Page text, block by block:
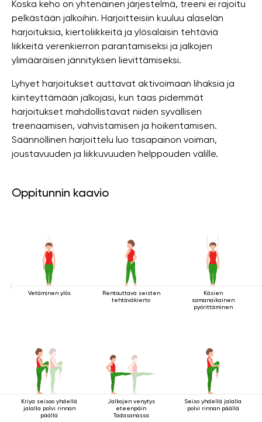
Koska keho on yhtenäinen järjestelmä, treeni ei rajoitu
pelkästään jalkoihin. Harjoitteisiin kuuluu alaselän
harjoituksia, kiertoliikkeitä ja ylösalaisin tehtäviä
liikkeitä verenkierron parantamiseksi ja jalkojen
ylimääräisen jännityksen lievittämiseksi.
Lyhyet harjoitukset auttavat aktivoimaan lihaksia ja
kiinteyttämään jalkojasi, kun taas pidemmät
harjoitukset mahdollistavat niiden syvällisen
treenaamisen, vahvistamisen ja hoikentamisen.
Säännöllinen harjoittelu luo tasapainon voiman,
joustavuuden ja liikkuvuuden helppouden välille.
Oppitunnin kaavio
Vetäminen ylös
Rentouttava seisten
tehtäväkierto
Käsien
samanaikainen
pyörittäminen
Kriya seisoo yhdellä
jalalla polvi rinnan
päällä
Jalkojen venytys
eteenpäin
Tadasanassa
Seiso yhdellä jalalla
polvi rinnan päällä